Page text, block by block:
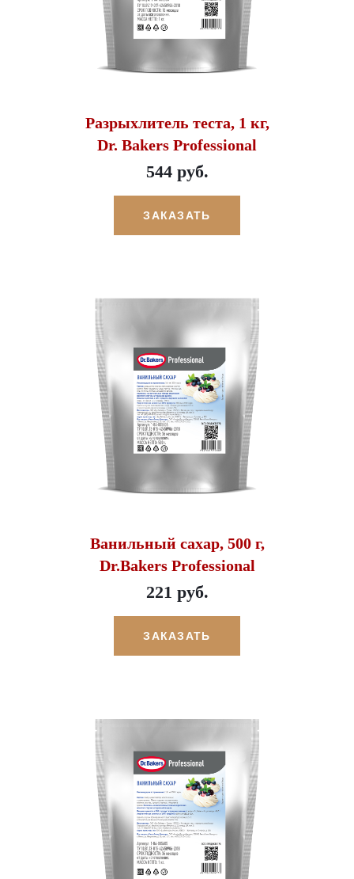
Разрыхлитель теста, 1 кг,
Dr. Bakers Professional
544 руб.
ЗАКАЗАТЬ
Ванильный сахар, 500 г,
Dr.Bakers Professional
221 руб.
ЗАКАЗАТЬ